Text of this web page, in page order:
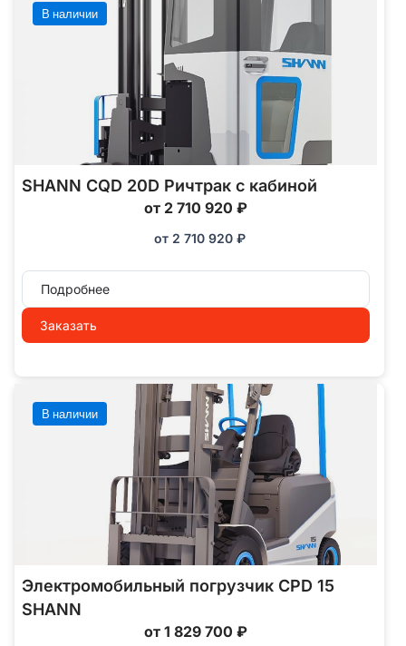
В наличии
SHANN CQD 20D Ричтрак с кабиной
от 2 710 920 ₽
от 2 710 920 ₽
Подробнее
Заказать
В наличии
Электромобильный погрузчик CPD 15
SHANN
от 1 829 700 ₽